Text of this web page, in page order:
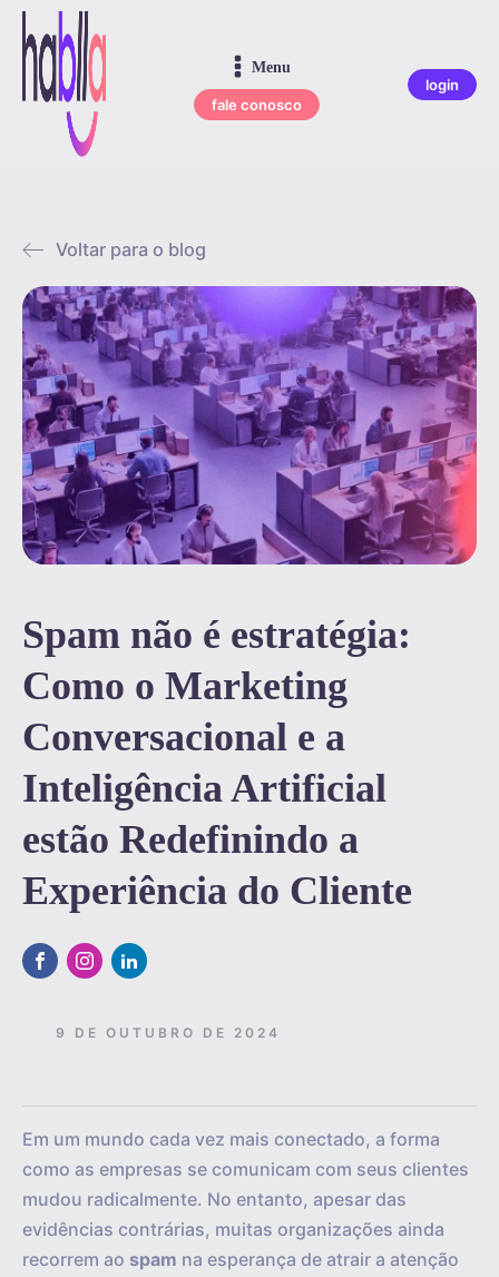
Menu
fale conosco
login
Voltar para o blog
Spam não é estratégia:
Como o Marketing
Conversacional e a
Inteligência Artificial
estão Redefinindo a
Experiência do Cliente
9 DE OUTUBRO DE 2024
Em um mundo cada vez mais conectado, a forma
como as empresas se comunicam com seus clientes
mudou radicalmente. No entanto, apesar das
evidências contrárias, muitas organizações ainda
recorrem ao spam na esperança de atrair a atenção